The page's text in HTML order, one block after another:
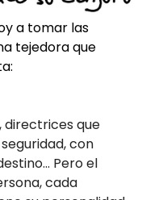
a tomar las
tejedora que
directrices que
con
Pero el
cada